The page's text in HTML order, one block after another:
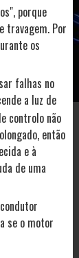
porque
travagem. Por
os
falhas no
a luz de
controlo não
então
e à
de uma
se o motor